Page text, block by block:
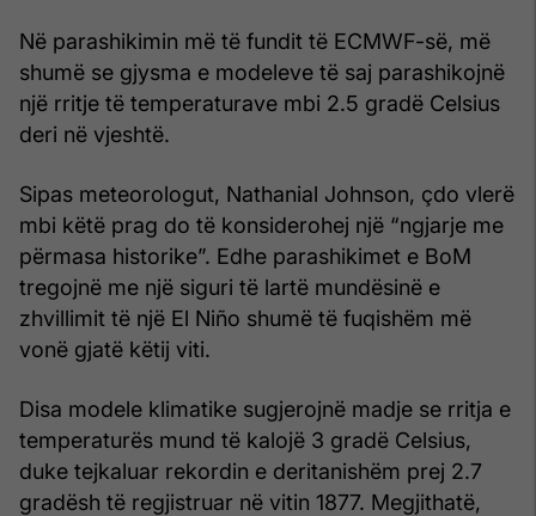
Në parashikimin më të fundit të ECMWF-së, më
shumë se gjysma e modeleve të saj parashikojnë
një rritje të temperaturave mbi 2.5 gradë Celsius
deri në vjeshtë.
Sipas meteorologut, Nathanial Johnson, çdo vlerë
mbi këtë prag do të konsiderohej një “ngjarje me
përmasa historike”. Edhe parashikimet e BoM
tregojnë me një siguri të lartë mundësinë e
zhvillimit të një El Niño shumë të fuqishëm më
vonë gjatë këtij viti.
Disa modele klimatike sugjerojnë madje se rritja e
temperaturës mund të kalojë 3 gradë Celsius,
duke tejkaluar rekordin e deritanishëm prej 2.7
gradësh të regjistruar në vitin 1877. Megjithatë,